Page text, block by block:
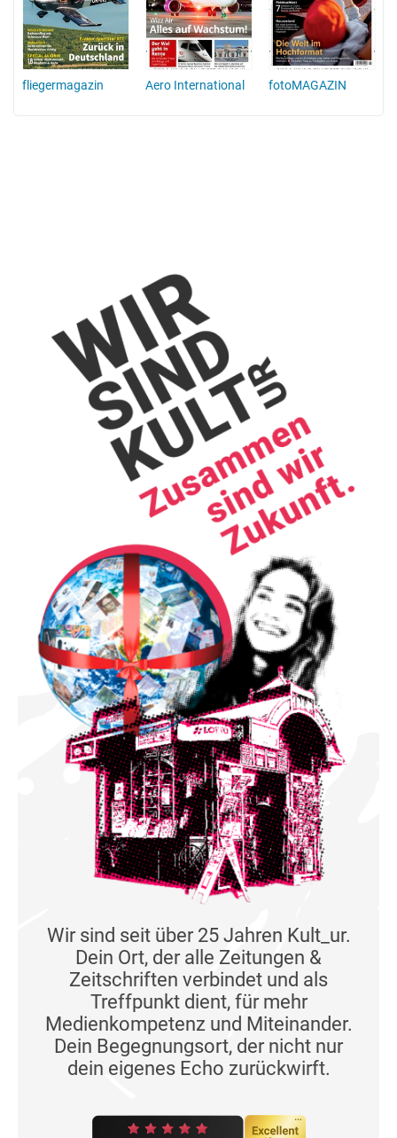
fliegermagazin Aero International fotoMAGAZIN
Wir sind seit über 25 Jahren Kult_ur.
Dein Ort, der alle Zeitungen &
Zeitschriften verbindet und als
Treffpunkt dient, für mehr
Medienkompetenz und Miteinander.
Dein Begegnungsort, der nicht nur
dein eigenes Echo zurückwirft.